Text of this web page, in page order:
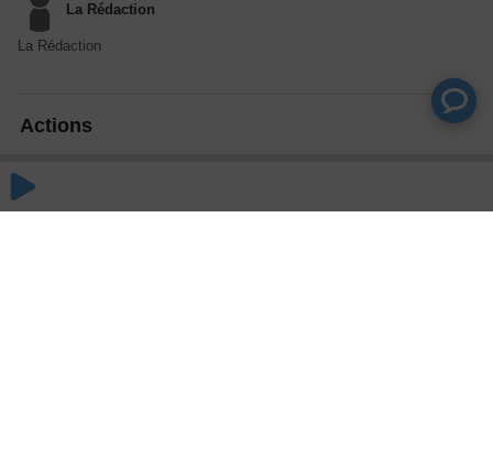
La Rédaction
La Rédaction
Actions